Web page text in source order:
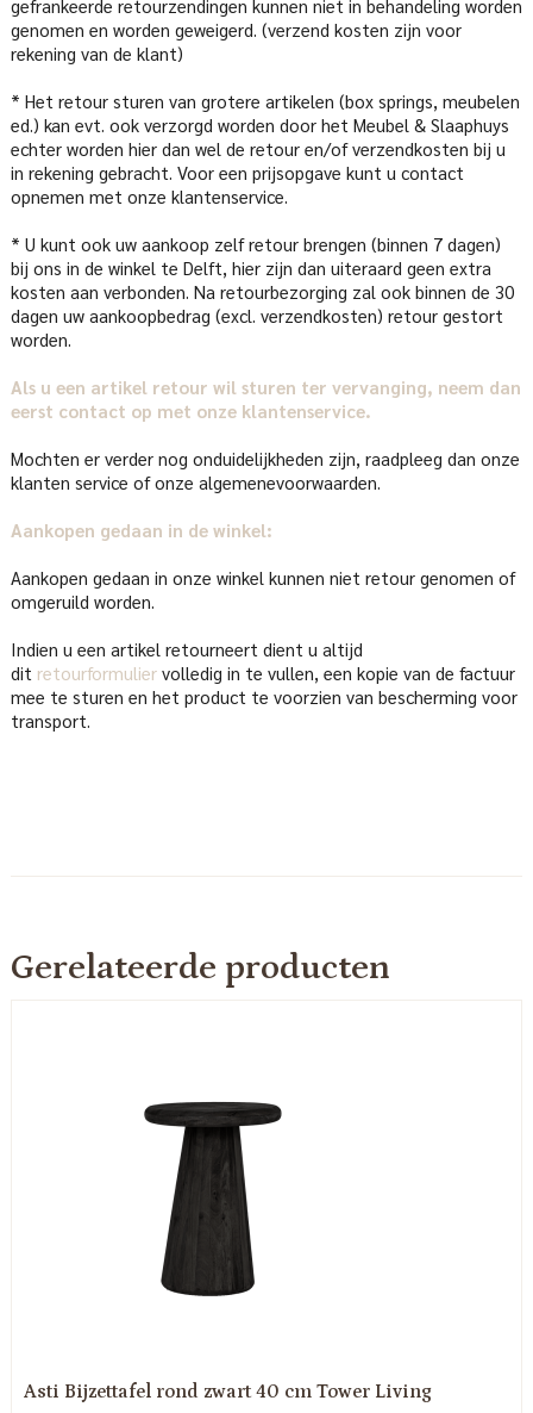
gefrankeerde retourzendingen kunnen niet in behandeling worden
genomen en worden geweigerd. (verzend kosten zijn voor
rekening van de klant)
* Het retour sturen van grotere artikelen (box springs, meubelen
ed.) kan evt. ook verzorgd worden door het Meubel & Slaaphuys
echter worden hier dan wel de retour en/of verzendkosten bij u
in rekening gebracht. Voor een prijsopgave kunt u contact
opnemen met onze klantenservice.
* U kunt ook uw aankoop zelf retour brengen (binnen 7 dagen)
bij ons in de winkel te Delft, hier zijn dan uiteraard geen extra
kosten aan verbonden. Na retourbezorging zal ook binnen de 30
dagen uw aankoopbedrag (excl. verzendkosten) retour gestort
worden.
Als u een artikel retour wil sturen ter vervanging, neem dan
eerst contact op met onze klantenservice.
Mochten er verder nog onduidelijkheden zijn, raadpleeg dan onze
klanten service of onze algemenevoorwaarden.
Aankopen gedaan in de winkel:
Aankopen gedaan in onze winkel kunnen niet retour genomen of
omgeruild worden.
Indien u een artikel retourneert dient u altijd
dit retourformuliervolledig in te vullen, een kopie van de factuur
mee te sturen en het product te voorzien van bescherming voor
transport.
Gerelateerde producten
Asti Bijzettafel rond zwart 40 cm Tower Living